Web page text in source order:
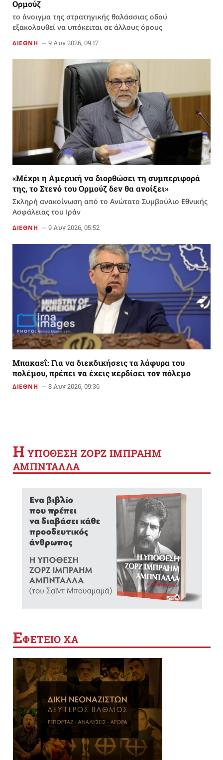
Ορμούζ
το άνοιγμα της στρατηγικής θαλάσσιας οδού
εξακολουθεί να υπόκειται σε άλλους όρους
ΔΙΕΘΝΗ 9 Αυγ 2026, 09:17
«Μέχρι η Αμερική να διορθώσει τη συμπεριφορά
της, το Στενό του Ορμούζ δεν θα ανοίξει»
Σκληρή ανακοίνωση από το Ανώτατο Συμβούλιο Εθνικής
Ασφάλειας του Ιράν
ΔΙΕΘΝΗ 9 Αυγ 2026, 05:52
Μπακαεΐ: Για να διεκδικήσεις τα λάφυρα του
πολέμου, πρέπει να έχεις κερδίσει τον πόλεμο
ΔΙΕΘΝΗ 8 Αυγ 2026, 09:36
Η YΠΟΘΕΣΗ ΖΟΡΖ ΙΜΠΡΑΗΜ
ΑΜΠΝΤΑΛΛΑ
ΕΦΕΤΕΙΟ ΧΑ